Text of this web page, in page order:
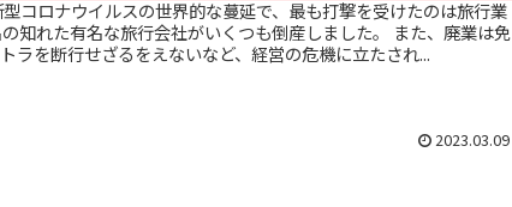
知れた有名な旅行会社がいくつも倒産しました。 また、廃業は免
ラを断行せざるをえないなど、経営の危機に立たされ...
2023.03.09